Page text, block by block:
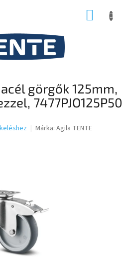
KOSÁR
görgők 125mm,
7477PJO125P50
Márka: Agila TENTE